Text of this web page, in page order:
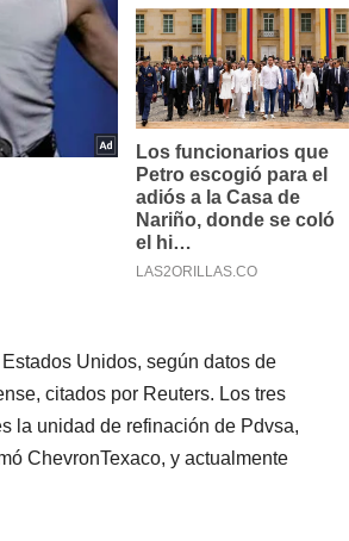
Unidos, según datos de
citados por Reuters. Los tres
la unidad de refinación de Pdvsa,
ChevronTexaco, y actualmente